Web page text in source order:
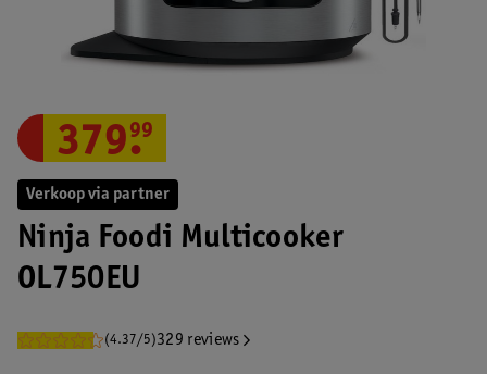
Verkoop via partner
Ninja Foodi Multicooker
OL750EU
(4.37/5)329 reviews
379.
99